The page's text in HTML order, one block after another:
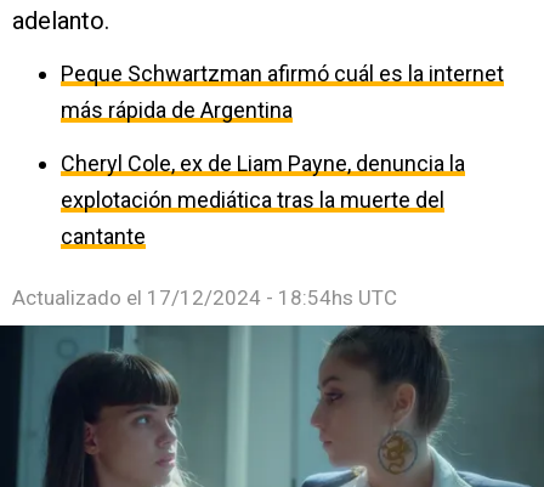
adelanto.
Peque Schwartzman afirmó cuál es la internet
más rápida de Argentina
Cheryl Cole, ex de Liam Payne, denuncia la
explotación mediática tras la muerte del
cantante
Actualizado el 17/12/2024 - 18:54hs UTC